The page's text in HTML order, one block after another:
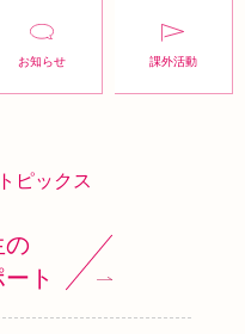
お知らせ 課外活動
ピックス
ト